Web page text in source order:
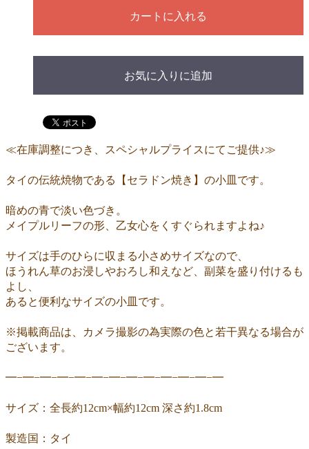
カートに入れる
お気に入りに追加
≪在庫調整につき、スペシャルプライスにてご提供♪≫
タイの伝統焼物である【セラドン焼き】の小皿です。
暗めの青で淡い色づき。
メイプルリーフの形、乙女心をくすぐられますよね♪
サイズは手のひらに収まる小さめサイズなので、
ほうれん草のお浸しやおろし和えなど、副菜を盛り付けるも
よし、
あると便利なサイズの小皿です。
※掲載商品は、カメラ撮影の為実際の色と若干異なる場合が
ございます。
━−━−━−━−━−━−━−━−━−━−━−━−━
サイズ：全長約12cm×幅約12cm 深さ約1.8cm
製造国：タイ